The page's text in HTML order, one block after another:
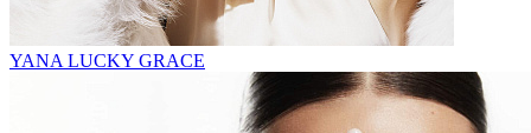
YANA LUCKY GRACE